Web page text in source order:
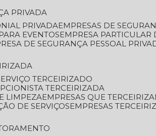
PRIVADA
PRIVADA
EMPRESAS DE
EVENTOS
EMPRESA
DE SEGURANÇA PESSOAL
TERCEIRIZADO
TERCEIRIZADA
LIMPEZA
EMPRESAS QUE
DE SERVIÇOS
EMPRESAS